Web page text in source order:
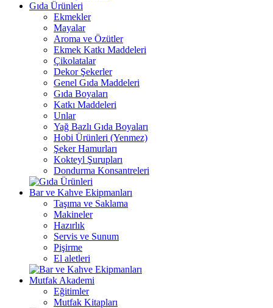
Gıda Ürünleri
Ekmekler
Mayalar
Aroma ve Özütler
Ekmek Katkı Maddeleri
Çikolatalar
Dekor Şekerler
Genel Gıda Maddeleri
Gıda Boyaları
Katkı Maddeleri
Unlar
Yağ Bazlı Gıda Boyaları
Hobi Ürünleri (Yenmez)
Şeker Hamurları
Kokteyl Şurupları
Dondurma Konsantreleri
Bar ve Kahve Ekipmanları
Taşıma ve Saklama
Makineler
Hazırlık
Servis ve Sunum
Pişirme
El aletleri
Mutfak Akademi
Eğitimler
Mutfak Kitapları